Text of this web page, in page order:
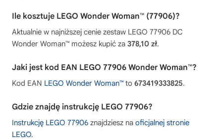
Ile kosztuje LEGO Wonder Woman™ (77906)?
Aktualnie w najniższej cenie zestaw LEGO 77906 DC
Wonder Woman™ możesz kupić za 378,10 zł.
Jaki jest kod EAN LEGO 77906 Wonder Woman™?
Kod EAN LEGO Wonder Woman™ to 673419333825.
Gdzie znajdę instrukcję LEGO 77906?
Instrukcję LEGO 77906 znajdziesz na oficjalnej stronie
LEGO.